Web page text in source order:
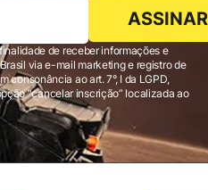
ASSINAR
de receber informações e
ao art. 7°, I da LGPD,